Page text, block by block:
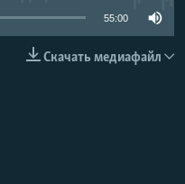
55:00
Скачать медиафайл